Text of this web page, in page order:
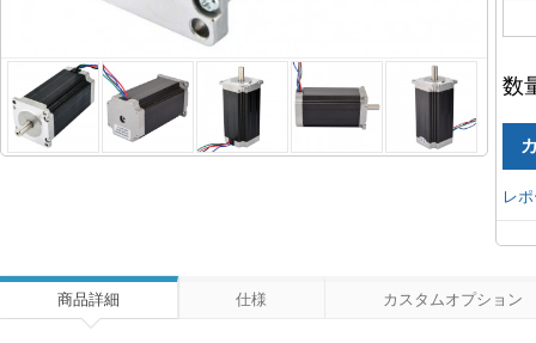
数
レ
商品詳細 仕様 カスタムオプション